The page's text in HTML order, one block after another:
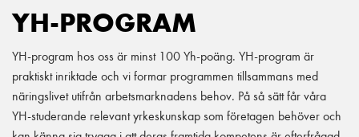
YH-PROGRAM
YH-program hos oss är minst 100 Yh-poäng. YH-program är
praktiskt inriktade och vi formar programmen tillsammans med
näringslivet utifrån arbetsmarknadens behov. På så sätt får våra
YH-studerande relevant yrkeskunskap som företagen behöver och